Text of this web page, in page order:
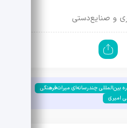
و صنایع‌دستی
بین‌المللی چندرسانه‌ای میراث‌فرهنگی
امیری